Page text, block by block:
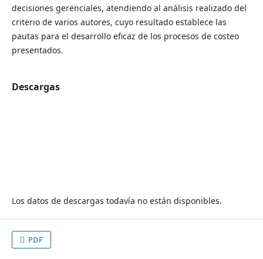
decisiones gerenciales, atendiendo al análisis realizado del
criterio de varios autores, cuyo resultado establece las
pautas para el desarrollo eficaz de los procesos de costeo
presentados.
Descargas
Los datos de descargas todavía no están disponibles.
PDF